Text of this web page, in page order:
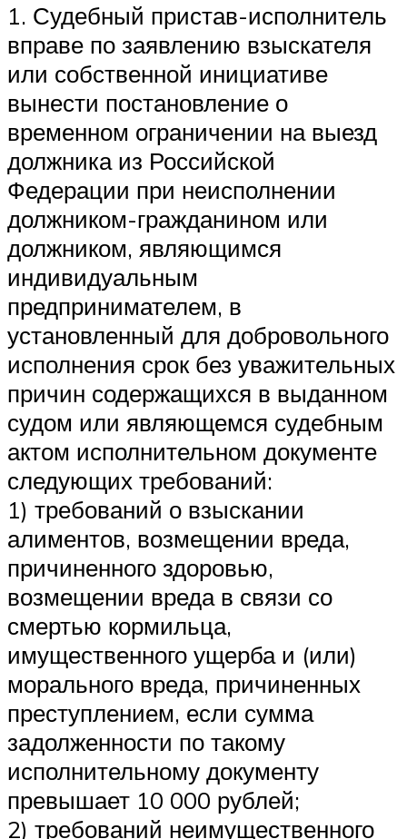
1. Судебный пристав-исполнитель
вправе по заявлению взыскателя
или собственной инициативе
вынести постановление о
временном ограничении на выезд
должника из Российской
Федерации при неисполнении
должником-гражданином или
должником, являющимся
индивидуальным
предпринимателем, в
установленный для добровольного
исполнения срок без уважительных
причин содержащихся в выданном
судом или являющемся судебным
актом исполнительном документе
следующих требований:
1) требований о взыскании
алиментов, возмещении вреда,
причиненного здоровью,
возмещении вреда в связи со
смертью кормильца,
имущественного ущерба и (или)
морального вреда, причиненных
преступлением, если сумма
задолженности по такому
исполнительному документу
превышает 10 000 рублей;
2) требований неимущественного